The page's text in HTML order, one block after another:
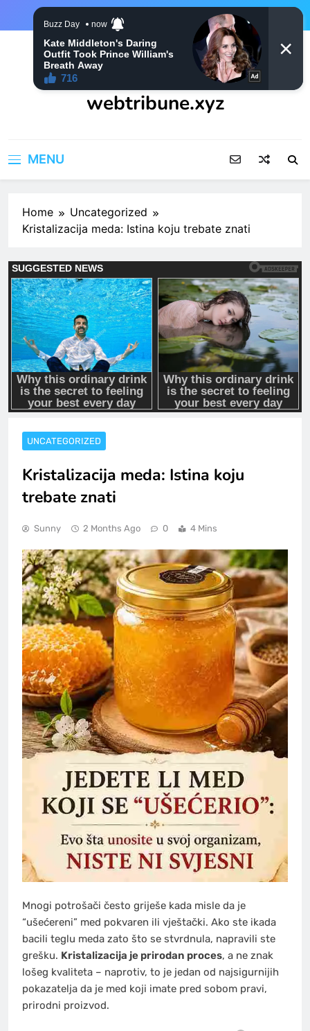
webtribune.xyz
MENU
Home
Uncategorized
Kristalizacija meda: Istina koju trebate znati
UNCATEGORIZED
Kristalizacija meda: Istina koju
trebate znati
Sunny 2 Months Ago 0 4 Mins
Mnogi potrošači često griješe kada misle da je
“ušećereni” med pokvaren ili vještački. Ako ste ikada
bacili teglu meda zato što se stvrdnula, napravili ste
grešku. Kristalizacija je prirodan proces, a ne znak
lošeg kvaliteta – naprotiv, to je jedan od najsigurnijih
pokazatelja da je med koji imate pred sobom pravi,
prirodni proizvod.